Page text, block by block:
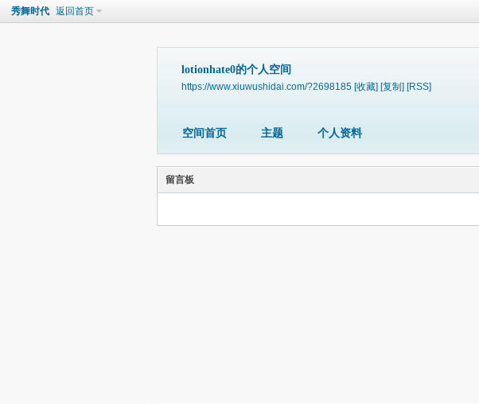
秀舞时代 返回首页
lotionhate0的个人空间
https://www.xiuwushidai.com/?2698185 [收藏] [复制] [RSS]
空间首页 主题 个人资料
留言板